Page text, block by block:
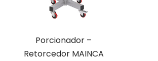
Porcionador –
Retorcedor MAINCA